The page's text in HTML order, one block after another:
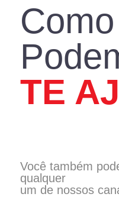
Como
TE
Você também
qualquer
um de nossos